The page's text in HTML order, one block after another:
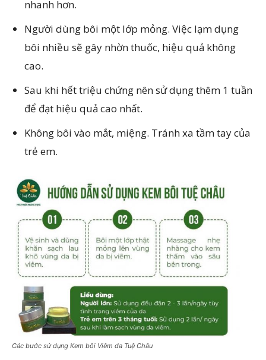
nhanh hơn.
Người dùng bôi một lớp mỏng. Việc lạm dụng
bôi nhiều sẽ gây nhờn thuốc, hiệu quả không
cao.
Sau khi hết triệu chứng nên sử dụng thêm 1 tuần
để đạt hiệu quả cao nhất.
Không bôi vào mắt, miệng. Tránh xa tầm tay của
trẻ em.
Các bước sử dụng Kem bôi Viêm da Tuệ Châu